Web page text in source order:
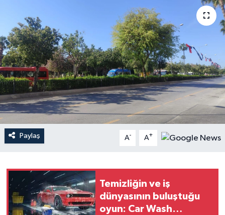
Paylaş A- A+
Temizliğin ve iş
dünyasının buluştuğu
oyun: Car Wash
Mersin Tarihi
Özel Haber
Politika
Resmi İlan
Spor
Sürmanşet
Teknoloji